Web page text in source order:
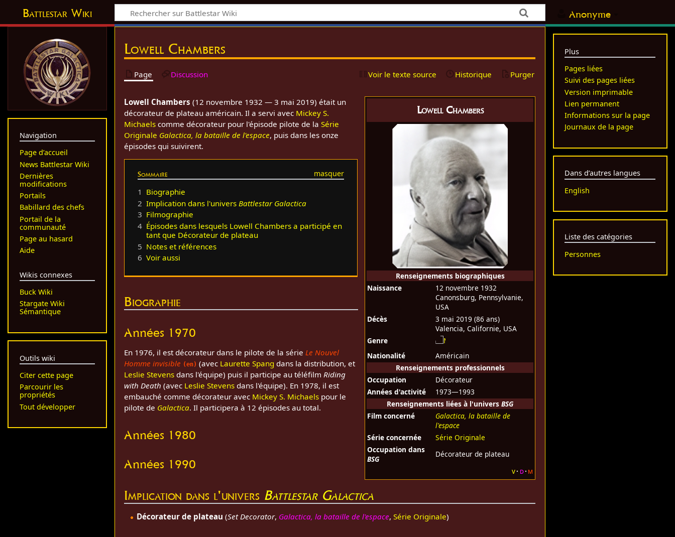
Anonyme
Battlestar Wiki
Lowell Chambers
Page Discussion Voir le texte source Historique Purger
Lowell Chambers
Renseignements biographiques
Naissance
12 novembre 1932
Canonsburg, Pennsylvanie,
USA
Décès
3 mai 2019(86 ans)
Valencia, Californie, USA
Genre
Nationalité
Américain
Renseignements professionnels
Occupation
Décorateur
Années d'activité
1973—1993
Renseignements liées à l'universBSG
Film concerné
Galactica, la bataille de
l'espace
Série concernée
Série Originale
Occupation dans
BSG
Décorateur de plateau
v d m
Lowell Chambers (12 novembre 1932 — 3 mai 2019) était un
décorateur de plateau américain. Il a servi avec Mickey S.
Michaels comme décorateur pour l'épisode pilote de laSérie
Originale Galactica, la bataille de l'espace, puis dans les onze
épisodes qui suivirent.
Sommaire
1 Biographie
2 Implication dans l'univers Battlestar Galactica
3 Filmographie
4 Épisodes dans lesquels Lowell Chambers a participé en
tant que Décorateur de plateau
5 Notes et références
6 Voir aussi
Biographie
Années 1970
En 1976, il est décorateur dans le pilote de la série Le Nouvel
Homme invisible (en) (avec Laurette Spang dans la distribution, et
Leslie Stevens dans l'équipe) puis il participe au téléfilm Riding
with Death (avec Leslie Stevens dans l'équipe). En 1978, il est
embauché comme décorateur avec Mickey S. Michaels pour le
pilote de Galactica. Il participera à 12 épisodes au total.
Années 1980
Années 1990
Implication dans l'univers Battlestar Galactica
Décorateur de plateau (Set Decorator, Galactica, la bataille de l'espace, Série Originale)
Navigation
Page d’accueil
News Battlestar Wiki
Dernières
modifications
Portails
Babillard des chefs
Portail de la
communauté
Page au hasard
Aide
Wikis connexes
Buck Wiki
Stargate Wiki
Sémantique
Outils wiki
Citer cette page
Parcourir les
propriétés
Tout développer
Plus
Pages liées
Suivi des pages liées
Version imprimable
Lien permanent
Informations sur la page
Journaux de la page
Dans d’autres langues
English
Liste des catégories
Personnes